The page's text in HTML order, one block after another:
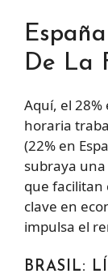
De La
Aquí, el
horaria
(22% en
subraya
que facilitan
clave en
impulsa el
BRASIL: